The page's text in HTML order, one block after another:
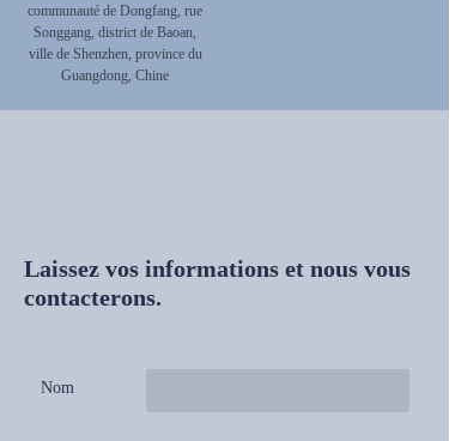
communauté de Dongfang, rue
Songgang, district de Baoan,
ville de Shenzhen, province du
Guangdong, Chine
Laissez vos informations et nous vous
contacterons.
Nom